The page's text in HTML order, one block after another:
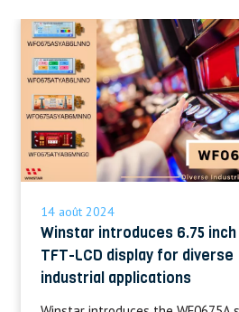
14 août 2024
Winstar introduces 6.75
TFT-LCD display for diverse
industrial applications